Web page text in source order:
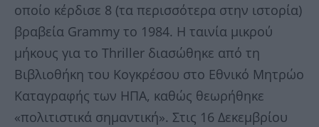
οποίο κέρδισε 8 (τα περισσότερα στην ιστορία)
βραβεία Grammy το 1984. Η ταινία μικρού
μήκους για το Thriller διασώθηκε από τη
Βιβλιοθήκη του Κογκρέσου στο Εθνικό Μητρώο
Καταγραφής των ΗΠΑ, καθώς θεωρήθηκε
«πολιτιστικά σημαντική». Στις 16 Δεκεμβρίου